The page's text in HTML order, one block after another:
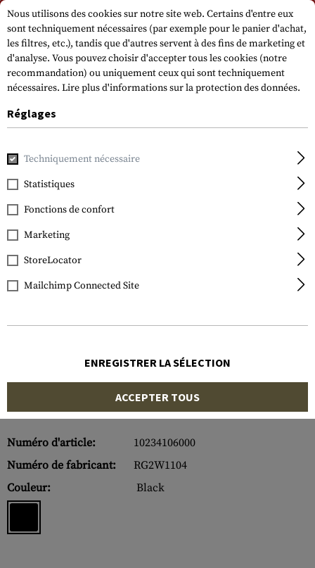
Veuillez noter que les délais de livraison peuvent varier en raison d'un jour
férié sur 15.08.2026.
Accueil Accessoires pour armes à feu Optiques, aides à la
Leapers
25.4mm CNC Mount
Rings Low
Numéro d'article:
10234106000
Numéro de fabricant:
RG2W1104
Couleur:
Black
Nous utilisons des cookies sur notre site web. Certains d'entre eux
sont techniquement nécessaires (par exemple pour le panier d'achat,
les filtres, etc.), tandis que d'autres servent à des fins de marketing et
d'analyse. Vous pouvez choisir d'accepter tous les cookies (notre
recommandation) ou uniquement ceux qui sont techniquement
nécessaires. Lire plus d'informations sur la protection des données.
Réglages
Techniquement nécessaire
Statistiques
Fonctions de confort
Marketing
StoreLocator
Mailchimp Connected Site
ENREGISTRER LA SÉLECTION
ACCEPTER TOUS